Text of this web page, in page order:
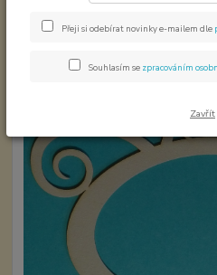
Papírový výřez 1
Přeji si odebírat novinky e-mailem dle
Souhlasím se zpracováním
Zavřít